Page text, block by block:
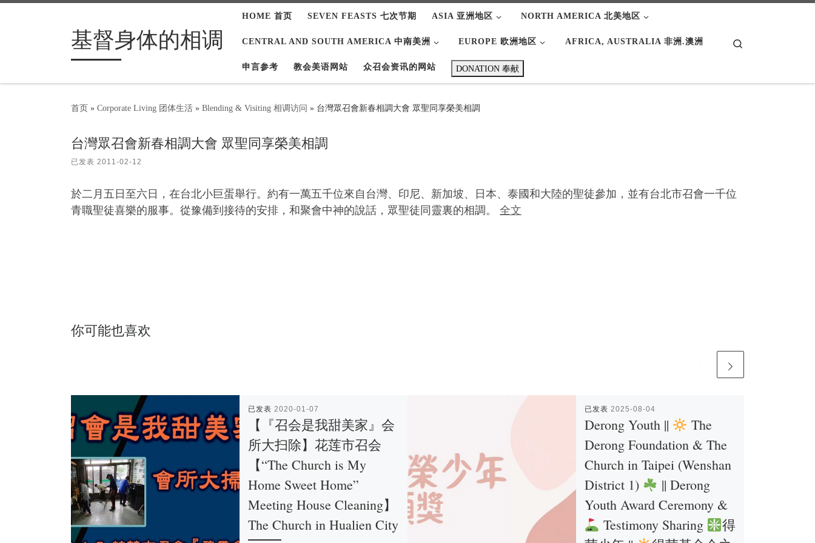
基督身体的相调
HOME 首页 SEVEN FEASTS 七次节期 ASIA 亚洲地区 NORTH AMERICA 北美地区
CENTRAL AND SOUTH AMERICA 中南美洲 EUROPE 欧洲地区 AFRICA, AUSTRALIA 非洲.澳洲
申言参考 教会美语网站 众召会资讯的网站 DONATION 奉献
首页 » Corporate Living 团体生活 » Blending & Visiting 相调访问 » 台灣眾召會新春相調大會 眾聖同享榮美相調
台灣眾召會新春相調大會 眾聖同享榮美相調
已发表 2011-02-12
於二月五日至六日，在台北小巨蛋舉行。約有一萬五千位來自台灣、印尼、新加坡、日本、泰國和大陸的聖徒參加，並有台北市召會一千位
青職聖徒喜樂的服事。從豫備到接待的安排，和聚會中神的說話，眾聖徒同靈裏的相調。 全文
你可能也喜欢
已发表 2020-01-07
【『召会是我甜美家』会
所大扫除】花莲市召会
【“The Church is My
Home Sweet Home”
Meeting House Cleaning】
The Church in Hualien City
已发表 2025-08-04
Derong Youth ||
The
Derong Foundation & The
Church in Taipei (Wenshan
District 1)
|| Derong
Youth Award Ceremony &
Testimony Sharing
得